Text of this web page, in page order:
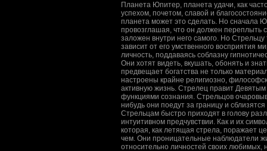
Планета Юпитер, планета удачи, как
успехом, почетом, славой и
планета может это сделать. Но сначала
провозглашая, что он должен переплыть
заложен внутри него самого. Но Стрельцу
зависит от его умственного восприятия
личность, поддаваясь соблазну
Они хотят видеть, вкушать, обонять и
предвещает богатства не только
настроены крайне религиозно,
активную жизнь. Стрелец правит
функциями сознания. Стрельцов
нибудь они поедут за границу и
Стрельцам быстро приходят в голову
интуитивном предчувствии. Как и их
которая, как летящая стрела, поражает
чем. Они проницательные наблюдатели
относительно личностей своих любимых,